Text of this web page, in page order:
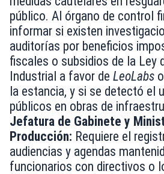
público. Al órgano de control
informar si existen
auditorías por beneficios
fiscales o subsidios de la Ley
Industrial a favor de LeoLabs
la estancia, y si se detectó el
públicos en obras de
Jefatura de Gabinete y
Producción: Requiere el
audiencias y agendas
funcionarios con directivos o